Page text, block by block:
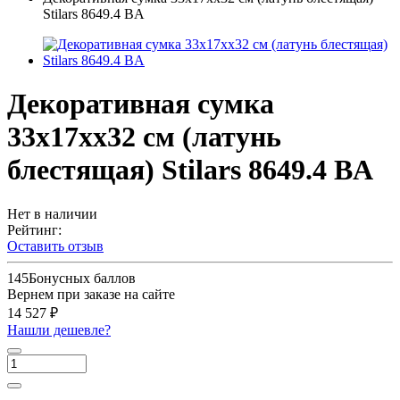
Stilars 8649.4 BA
Декоративная сумка
33х17хх32 см (латунь
блестящая) Stilars 8649.4 BA
Нет в наличии
Рейтинг:
Оставить отзыв
145Бонусных баллов
Вернем при заказе на сайте
14 527 ₽
Нашли дешевле?